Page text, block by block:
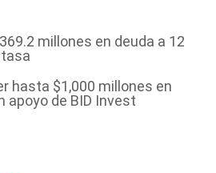
millones en deuda a 12
hasta $1,000 millones en
apoyo de BID Invest